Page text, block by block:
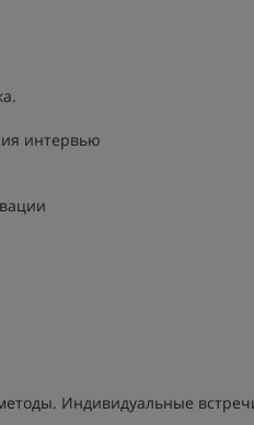
интервью
Индивидуальные